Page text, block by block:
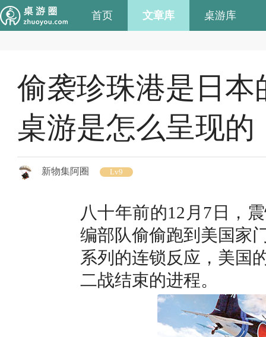
首页 文章库 桌游库
偷袭珍珠港是日
桌游是怎么呈现的
新物集阿圈 Lv9
八十年前的12月7日，
编部队偷偷跑到美国家
系列的连锁反应，美国
二战结束的进程。